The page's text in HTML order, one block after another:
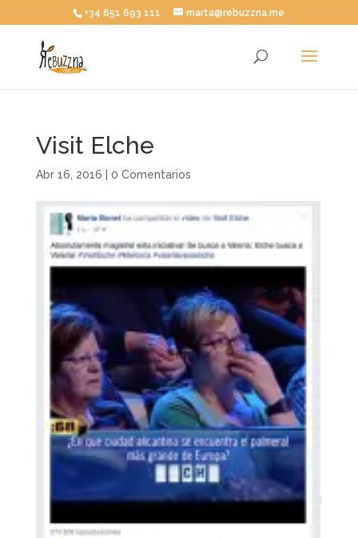
+34 651 693 111 marta@rebuzzna.me
Visit Elche
Abr 16, 2016 0 Comentarios